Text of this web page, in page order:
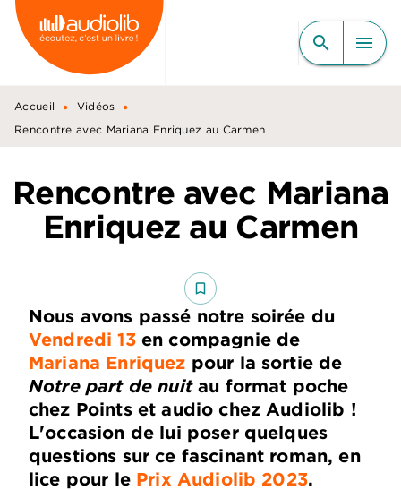
MENU RECHERCHE
CONTENU
PIED DE PAGE
search menu
Accueil • Vidéos •
Rencontre avec Mariana Enriquez au Carmen
Rencontre avec Mariana
Enriquez au Carmen
bookmark_border
Nous avons passé notre soirée du
Vendredi 13en compagnie de
Mariana Enriquez pour la sortie de
Notre part de nuitau format poche
chez Points et audio chez Audiolib !
L'occasion de lui poser quelques
questions sur ce fascinant roman, en
lice pour le Prix Audiolib 2023.